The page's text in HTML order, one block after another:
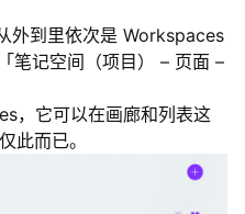
外到里依次是 Workspaces
笔记空间（项目） – 页面 –
，它可以在画廊和列表这
此而已。